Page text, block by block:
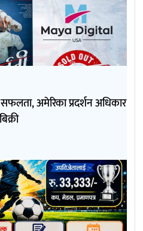
सफलता, अमेरिका प्रदर्शन अधिकार
बिक्री